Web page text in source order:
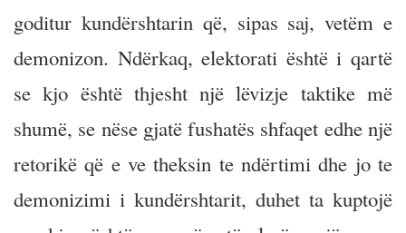
goditur kundërshtarin që, sipas saj, vetëm e
demonizon. Ndërkaq, elektorati është i qartë
se kjo është thjesht një lëvizje taktike më
shumë, se nëse gjatë fushatës shfaqet edhe një
retorikë që e ve theksin te ndërtimi dhe jo te
demonizimi i kundërshtarit, duhet ta kuptojë